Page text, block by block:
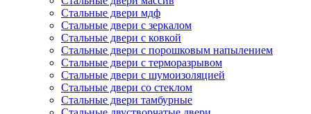
Стальные двери мдф
Стальные двери с зеркалом
Стальные двери с ковкой
Стальные двери с порошковым напылением
Стальные двери с терморазрывом
Стальные двери с шумоизоляцией
Стальные двери со стеклом
Стальные двери тамбурные